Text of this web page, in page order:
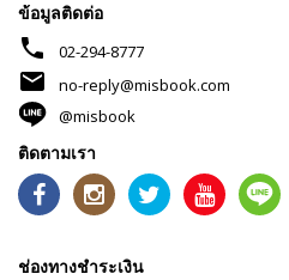
ข้อมูลติดต่อ
phone 02-294-8777
mail
no-reply@misbook.com
@misbook
ติดตามเรา
ช่องทางชำระเงิน